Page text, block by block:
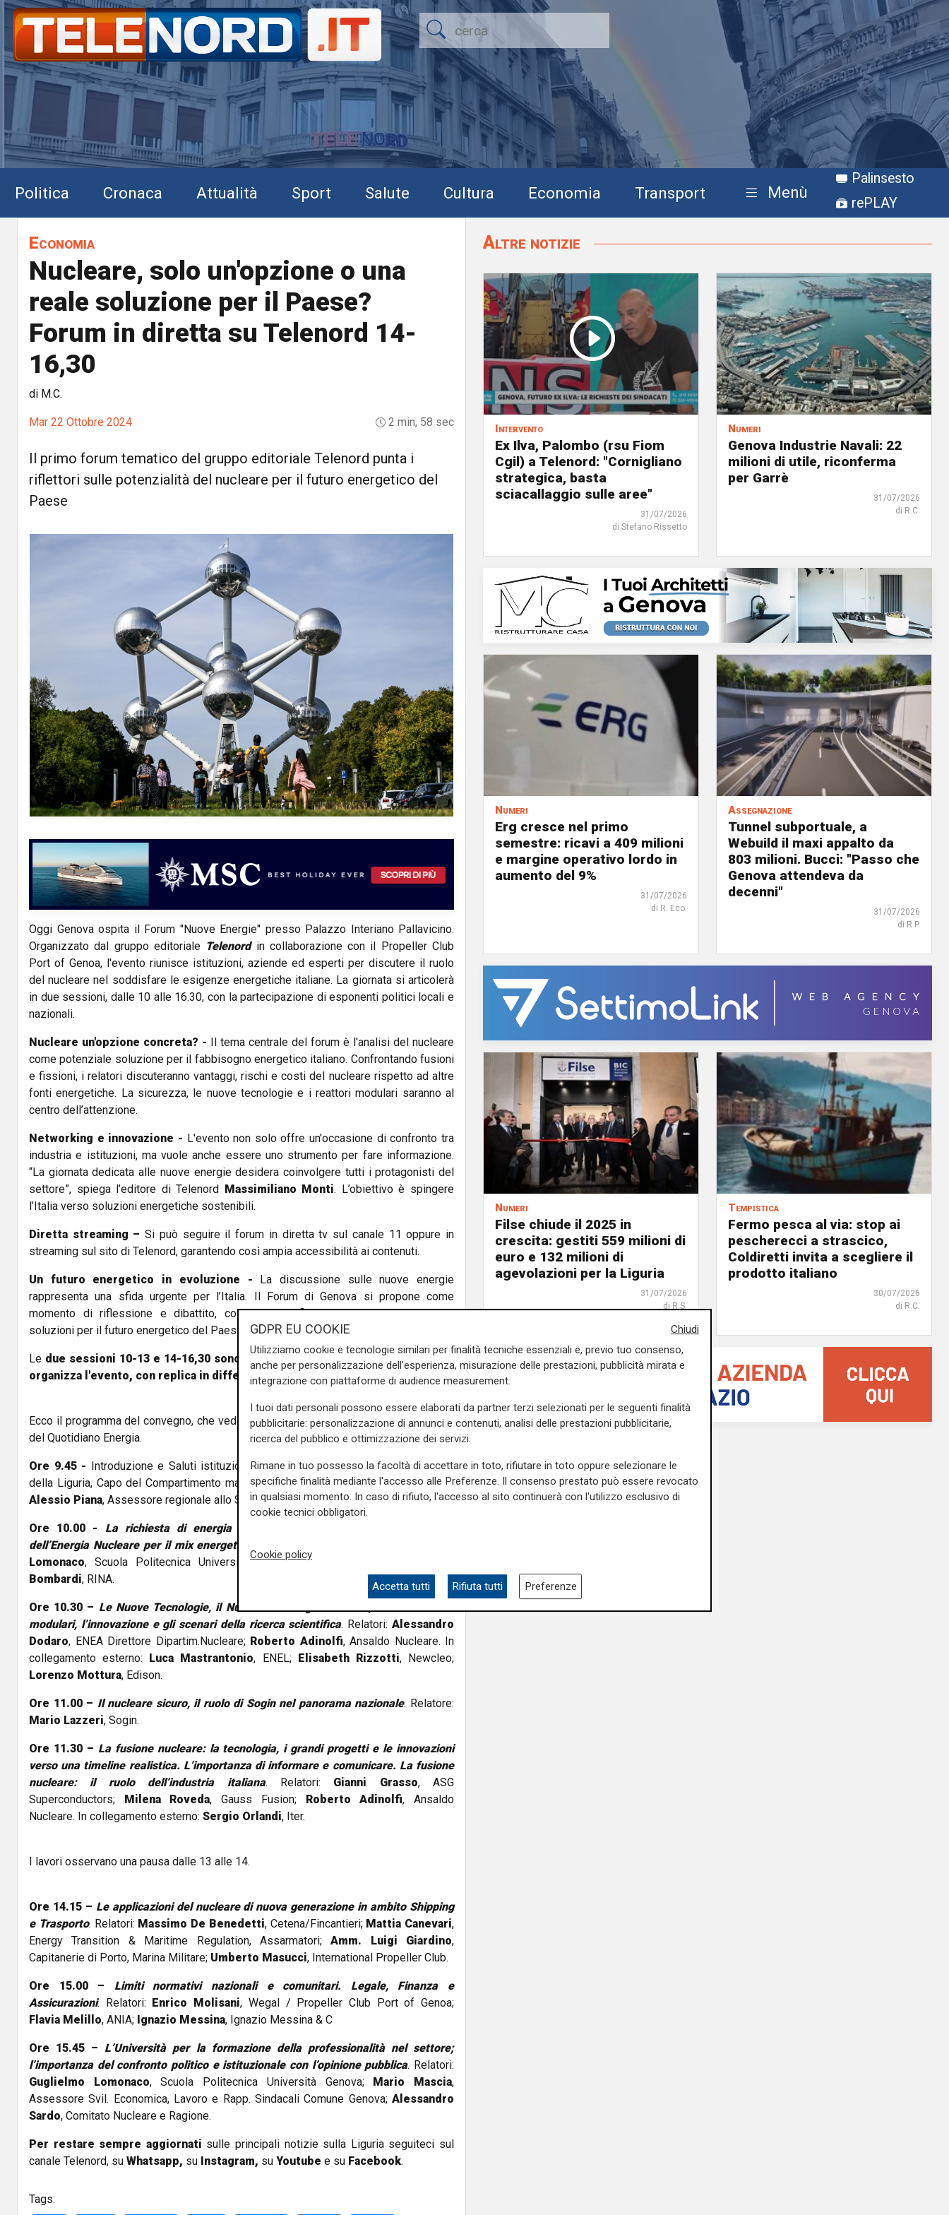
Politica Cronaca Attualità Sport Salute Cultura Economia Transport Menù
Palinsesto
rePLAY
Economia
Nucleare, solo un'opzione o una
reale soluzione per il Paese?
Forum in diretta su Telenord 14-
16,30
di M.C.
Mar 22 Ottobre 2024 2 min, 58 sec
Il primo forum tematico del gruppo editoriale Telenord punta i
riflettori sulle potenzialità del nucleare per il futuro energetico del
Paese
Oggi Genova ospita il Forum "Nuove Energie" presso Palazzo Interiano Pallavicino.
Organizzato dal gruppo editoriale Telenord in collaborazione con il Propeller Club
Port of Genoa, l'evento riunisce istituzioni, aziende ed esperti per discutere il ruolo
del nucleare nel soddisfare le esigenze energetiche italiane. La giornata si articolerà
in due sessioni, dalle 10 alle 16.30, con la partecipazione di esponenti politici locali e
nazionali.
Nucleare un'opzione concreta? -
Il tema centrale del forum è l'analisi del nucleare
come potenziale soluzione per il fabbisogno energetico italiano. Confrontando fusioni
e fissioni, i relatori discuteranno vantaggi, rischi e costi del nucleare rispetto ad altre
fonti energetiche. La sicurezza, le nuove tecnologie e i reattori modulari saranno al
centro dell’attenzione.
Networking e innovazione - L'evento non solo offre un'occasione di confronto tra
industria e istituzioni, ma vuole anche essere uno strumento per fare informazione.
“La giornata dedicata alle nuove energie desidera coinvolgere tutti i protagonisti del
settore”, spiega l’editore di Telenord
Massimiliano Monti. L’obiettivo è spingere
l’Italia verso soluzioni energetiche sostenibili.
Diretta streaming –Si può seguire il forum in diretta tv sul canale 11 oppure in
streaming sul sito di Telenord, garantendo così ampia accessibilità ai contenuti.
Un futuro energetico in evoluzione -
La discussione sulle nuove energie
rappresenta una sfida urgente per l’Italia. Il Forum di Genova si propone come
momento di riflessione e dibattito, coinvolgendo figure chiave nella ricerca di
soluzioni per il futuro energetico del Paese.
Le due sessioni 10-13 e 14-16,30 sono trasmesse in diretta da Telenord, che
organizza l'evento, con replica in differita dalle 23,30.
Ecco il programma del convegno, che vede nelle vesti di moderatrice Romina Maurizi
del Quotidiano Energia.
Ore 9.45 - Introduzione e Saluti istituzionali:Piero Pellizzari, Direttore Marittimo
della Liguria, Capo del Compartimento marittimo e Comandante del porto di Genova;
Alessio Piana, Assessore regionale allo Sviluppo Economico.
Ore 10.00 - La richiesta di energia nello scenario politico globale. Il ruolo
dell’Energia Nucleare per il mix energetico italiano del futuro
Lomonaco, Scuola Politecnica Università Genova;Marco Ripani
Bombardi, RINA.
Ore 10.30 – Le Nuove Tecnologie, il Nucleare di IV generazione, i nuovi reattori
modulari, l’innovazione e gli scenari della ricerca scientifica. Relatori:Alessandro
Dodaro, ENEA Direttore Dipartim.Nucleare; Roberto Adinolfi, Ansaldo Nucleare. In
collegamento esterno:
Luca Mastrantonio, ENEL; Elisabeth Rizzotti, Newcleo;
Lorenzo Mottura, Edison.
Ore 11.00 – Il nucleare sicuro, il ruolo di Sogin nel panorama nazionale. Relatore:
Mario Lazzeri, Sogin.
Ore 11.30 – La fusione nucleare: la tecnologia, i grandi progetti e le innovazioni
verso una timeline realistica. L’importanza di informare e comunicare. La fusione
nucleare: il ruolo dell’industria italiana. Relatori: Gianni Grasso, ASG
Superconductors;
Milena Roveda, Gauss Fusion; Roberto Adinolfi, Ansaldo
Nucleare. In collegamento esterno: Sergio Orlandi, Iter.
I lavori osservano una pausa dalle 13 alle 14.
Ore 14.15 – Le applicazioni del nucleare di nuova generazione in ambito Shipping
e Trasporto. Relatori: Massimo De Benedetti, Cetena/Fincantieri; Mattia Canevari,
Energy Transition & Maritime Regulation, Assarmatori;Amm. Luigi Giardino,
Capitanerie di Porto, Marina Militare; Umberto Masucci, International Propeller Club.
Ore 15.00 – Limiti normativi nazionali e comunitari. Legale, Finanza e
Assicurazioni. Relatori: Enrico Molisani, Wegal / Propeller Club Port of Genoa;
Flavia Melillo, ANIA; Ignazio Messina, Ignazio Messina & C
Ore 15.45 – L’Università per la formazione della professionalità nel settore;
l’importanza del confronto politico e istituzionale con l’opinione pubblica. Relatori:
Guglielmo Lomonaco, Scuola Politecnica Università Genova; Mario Mascia,
Assessore Svil. Economica, Lavoro e Rapp. Sindacali Comune Genova; Alessandro
Sardo, Comitato Nucleare e Ragione.
Per restare sempre aggiornati sulle principali notizie sulla Liguria seguiteci sul
canale Telenord, su Whatsapp, su Instagram, su Youtube e su Facebook.
Tags:
Altre notizie
Intervento
Ex Ilva, Palombo (rsu Fiom
Cgil) a Telenord: "Cornigliano
strategica, basta
sciacallaggio sulle aree"
31/07/2026
di Stefano Rissetto
Numeri
Genova Industrie Navali: 22
milioni di utile, riconferma
per Garrè
31/07/2026
di R.C.
Numeri
Erg cresce nel primo
semestre: ricavi a 409 milioni
e margine operativo lordo in
aumento del 9%
31/07/2026
di R. Eco.
Assegnazione
Tunnel subportuale, a
Webuild il maxi appalto da
803 milioni. Bucci: "Passo che
Genova attendeva da
decenni"
31/07/2026
di R.P.
Numeri
Filse chiude il 2025 in
crescita: gestiti 559 milioni di
euro e 132 milioni di
agevolazioni per la Liguria
31/07/2026
di R.S.
Tempistica
Fermo pesca al via: stop ai
pescherecci a strascico,
Coldiretti invita a scegliere il
prodotto italiano
30/07/2026
di R.C.
Chiudi
GDPR EU COOKIE
Utilizziamo cookie e tecnologie similari per finalità tecniche essenziali e, previo tuo consenso,
anche per personalizzazione dell'esperienza, misurazione delle prestazioni, pubblicità mirata e
integrazione con piattaforme di audience measurement.
I tuoi dati personali possono essere elaborati da partner terzi selezionati per le seguenti finalità
pubblicitarie: personalizzazione di annunci e contenuti, analisi delle prestazioni pubblicitarie,
ricerca del pubblico e ottimizzazione dei servizi.
Rimane in tuo possesso la facoltà di accettare in toto, rifiutare in toto oppure selezionare le
specifiche finalità mediante l'accesso alle Preferenze. Il consenso prestato può essere revocato
in qualsiasi momento. In caso di rifiuto, l'accesso al sito continuerà con l'utilizzo esclusivo di
cookie tecnici obbligatori.
Cookie policy
Accetta tutti Rifiuta tutti Preferenze